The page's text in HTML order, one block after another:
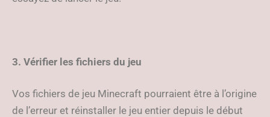
3. Vérifier les fichiers du jeu
Vos fichiers de jeu Minecraft pourraient être à l’origine
de l’erreur et réinstaller le jeu entier depuis le début